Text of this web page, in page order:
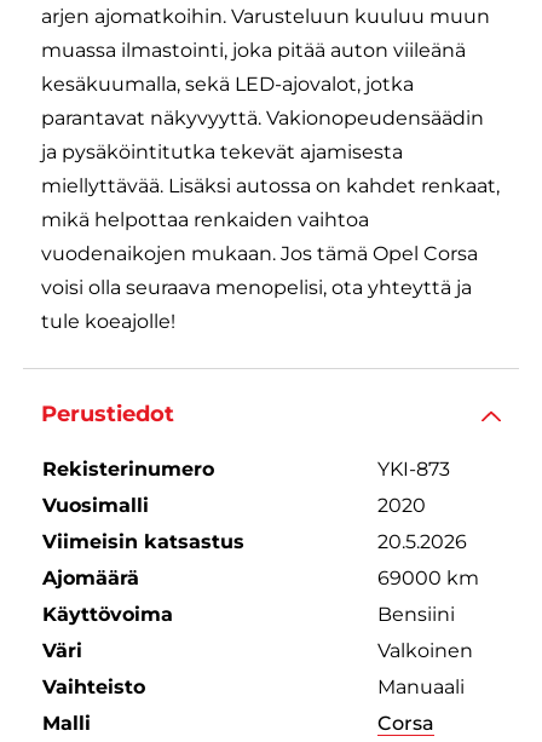
arjen ajomatkoihin. Varusteluun kuuluu muun
muassa ilmastointi, joka pitää auton viileänä
kesäkuumalla, sekä LED-ajovalot, jotka
parantavat näkyvyyttä. Vakionopeudensäädin
ja pysäköintitutka tekevät ajamisesta
miellyttävää. Lisäksi autossa on kahdet renkaat,
mikä helpottaa renkaiden vaihtoa
vuodenaikojen mukaan. Jos tämä Opel Corsa
voisi olla seuraava menopelisi, ota yhteyttä ja
tule koeajolle!
Perustiedot
Rekisterinumero
YKI-873
Vuosimalli
2020
Viimeisin katsastus
20.5.2026
Ajomäärä
69000 km
Käyttövoima
Bensiini
Väri
Valkoinen
Vaihteisto
Manuaali
Malli
Corsa